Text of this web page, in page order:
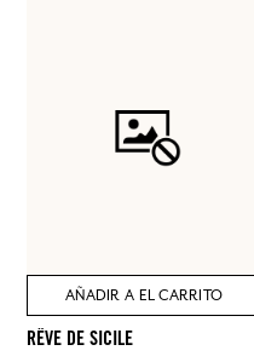
AÑADIR A EL CARRITO
RÊVE DE SICILE